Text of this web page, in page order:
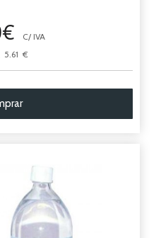
C/ IVA
5.61 €